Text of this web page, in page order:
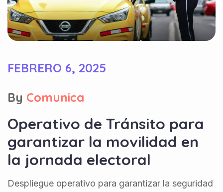
FEBRERO 6, 2025
By Comunica
Operativo de Tránsito para
garantizar la movilidad en
la jornada electoral
Despliegue operativo para garantizar la seguridad